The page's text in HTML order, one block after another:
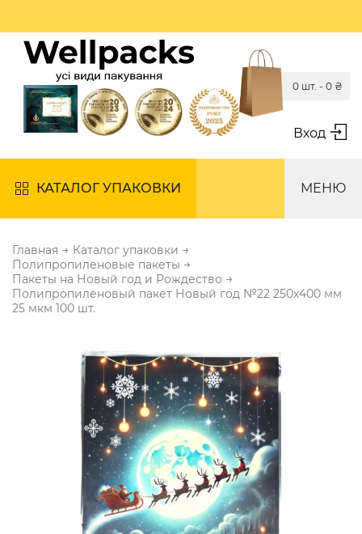
Вход
0 шт. - 0 ₴
КАТАЛОГ УПАКОВКИ МЕНЮ
Главная → Каталог упаковки →
Полипропиленовые пакеты →
Пакеты на Новый год и Рождество →
Полипропиленовый пакет Новый год №22 250х400 мм
25 мкм 100 шт.